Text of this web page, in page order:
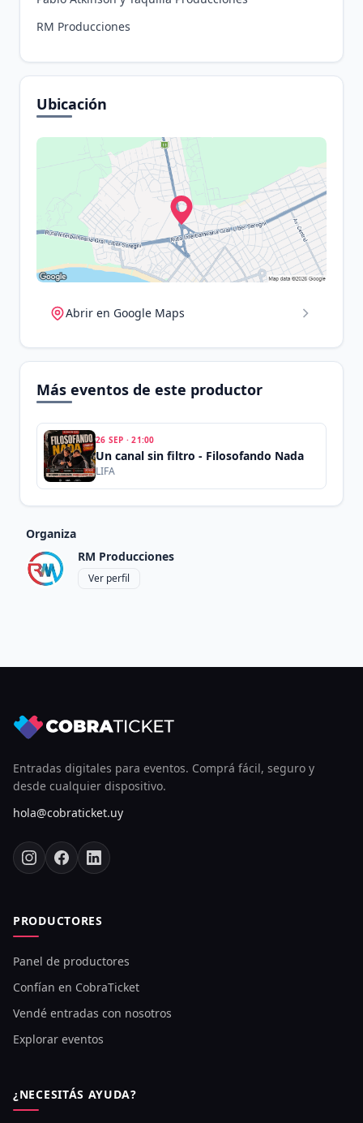
RM Producciones
Ubicación
Abrir en Google Maps
Más eventos de este productor
26 SEP ·21:00
Un canal sin filtro - Filosofando Nada
LIFA
Organiza
RM Producciones
Ver perfil
Entradas digitales para eventos. Comprá fácil, seguro y
desde cualquier dispositivo.
hola@cobraticket.uy
PRODUCTORES
Panel de productores
Confían en CobraTicket
Vendé entradas con nosotros
Explorar eventos
¿NECESITÁS AYUDA?